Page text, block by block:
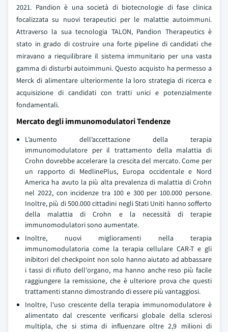
2021. Pandion è una società di biotecnologie di fase clinica
focalizzata su nuovi terapeutici per le malattie autoimmuni.
Attraverso la sua tecnologia TALON, Pandion Therapeutics è
stato in grado di costruire una forte pipeline di candidati che
miravano a riequilibrare il sistema immunitario per una vasta
gamma di disturbi autoimmuni. Questo acquisto ha permesso a
Merck di alimentare ulteriormente la loro strategia di ricerca e
acquisizione di candidati con tratti unici e potenzialmente
fondamentali.
Mercato degli immunomodulatori Tendenze
L’aumento dell’accettazione della terapia
immunomodulatore per il trattamento della malattia di
Crohn dovrebbe accelerare la crescita del mercato. Come per
un rapporto di MedlinePlus, Europa occidentale e Nord
America ha avuto la più alta prevalenza di malattia di Crohn
nel 2022, con incidenze tra 100 e 300 per 100.000 persone.
Inoltre, più di 500.000 cittadini negli Stati Uniti hanno sofferto
della malattia di Crohn e la necessità di terapie
immunomodulatori sono aumentate.
Inoltre, nuovi miglioramenti nella terapia
immunomodulatoria come la terapia cellulare CAR-T e gli
inibitori del checkpoint non solo hanno aiutato ad abbassare
i tassi di rifiuto dell'organo, ma hanno anche reso più facile
raggiungere la remissione, che è ulteriore prova che questi
trattamenti stanno dimostrando di essere più vantaggiosi.
Inoltre, l'uso crescente della terapia immunomodulatore è
alimentato dal crescente verificarsi globale della sclerosi
multipla, che si stima di influenzare oltre 2,9 milioni di